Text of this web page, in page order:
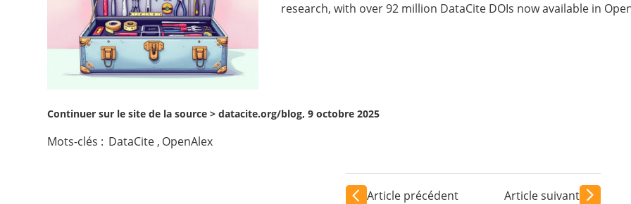
Nous suivre
research, with over 92 million DataCite DOIs now available in
Continuer sur le site de la source >datacite.org/blog, 9 octobre 2025
Mots-clés : DataCite , OpenAlex
Article précédent Article suivant